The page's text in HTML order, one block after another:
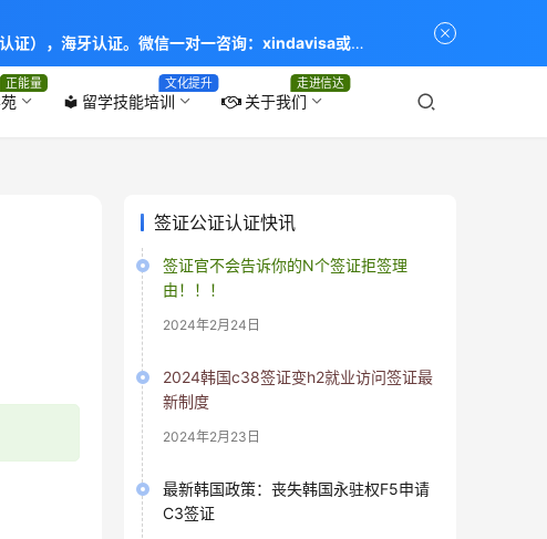
正能量
local_library 留学技能培训
文化提升
关于我们
走进信达
签证公证认证快讯
签证官不会告诉你的N个签证拒签理
由！！！
2024年2月24日
2024韩国c38签证变h2就业访问签证最
新制度
2024年2月23日
最新韩国政策：丧失韩国永驻权F5申请
C3签证
证），海牙认证。微信一对一咨询：xindavisa或
司.专业：留学签证 商务签证 探亲签证 旅游签证 涉外公证